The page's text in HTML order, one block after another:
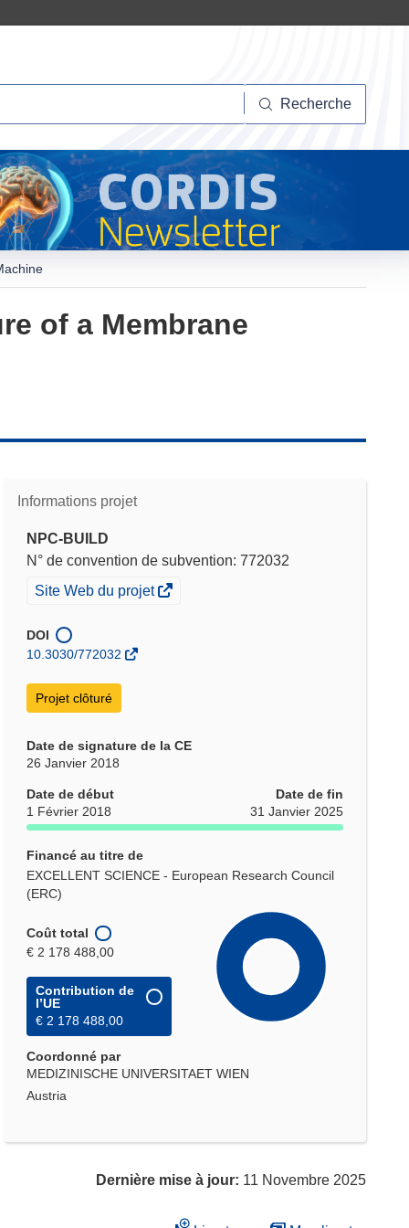
Recherche
of a Membrane
Informations projet
NPC-BUILD
N° de convention de subvention: 772032
(s’ouvre
nouvelle
fenêtre)
Site Web du projet
DOI
10.3030/772032
Projet clôturé
Date de signature de la CE
26 Janvier 2018
Date de début
1 Février 2018
Date de fin
31 Janvier 2025
Financé au titre de
EXCELLENT SCIENCE - European Research Council
(ERC)
Coût total
€ 2 178 488,00
Contribution de
l’UE
€ 2 178 488,00
Coordonné par
MEDIZINISCHE UNIVERSITAET WIEN
Austria
Dernière mise à jour: 11 Novembre 2025